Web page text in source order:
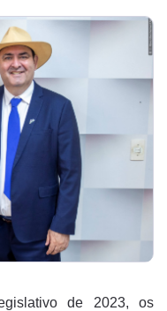
de 2023, os